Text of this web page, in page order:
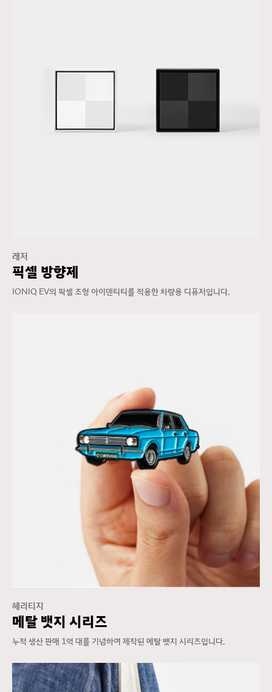
레저
픽셀 방향제
IONIQ EV의 픽셀 조형 아이덴티티를 적용한 차량용 디퓨저입니다.
헤리티지
메탈 뱃지 시리즈
누적 생산 판매 1억 대를 기념하여 제작된 메탈 뱃지 시리즈입니다.